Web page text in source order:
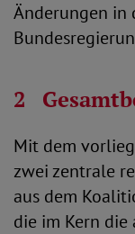
Änderungen in
2
Mit dem
zwei zentrale
aus dem
die im Kern